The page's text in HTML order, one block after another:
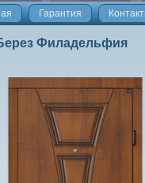
Гарантия
Филадельфия